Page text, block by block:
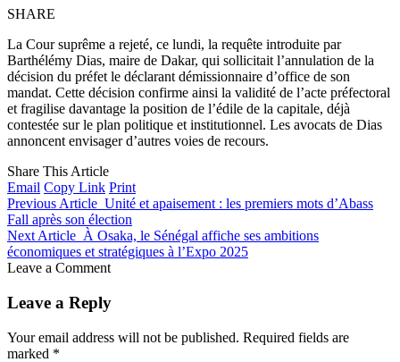
SHARE
La Cour suprême a rejeté, ce lundi, la requête introduite par
Barthélémy Dias, maire de Dakar, qui sollicitait l’annulation de la
décision du préfet le déclarant démissionnaire d’office de son
mandat. Cette décision confirme ainsi la validité de l’acte préfectoral
et fragilise davantage la position de l’édile de la capitale, déjà
contestée sur le plan politique et institutionnel. Les avocats de Dias
annoncent envisager d’autres voies de recours.
Share This Article
Email Copy Link Print
Previous Article Unité et apaisement : les premiers mots d’Abass
Fall après son élection
Next Article À Osaka, le Sénégal affiche ses ambitions
économiques et stratégiques à l’Expo 2025
Leave a Comment
Leave a Reply
Your email address will not be published. Required fields are
marked *